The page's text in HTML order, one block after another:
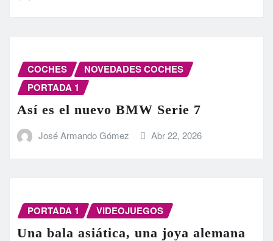
COCHES
NOVEDADES COCHES
PORTADA 1
Así es el nuevo BMW Serie 7
José Armando Gómez Abr 22, 2026
PORTADA 1 VIDEOJUEGOS
Una bala asiática, una joya alemana